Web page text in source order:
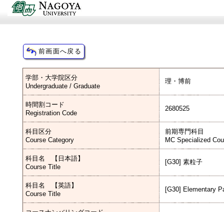
学部・大学院区分
Undergraduate / Graduate
理・博前
時間割コード
Registration Code
2680525
科目区分
Course Category
前期専門科目
MC Specialized
科目名 【日本語】
Course Title
[G30] 素粒子
科目名 【英語】
Course Title
[G30] Elementary